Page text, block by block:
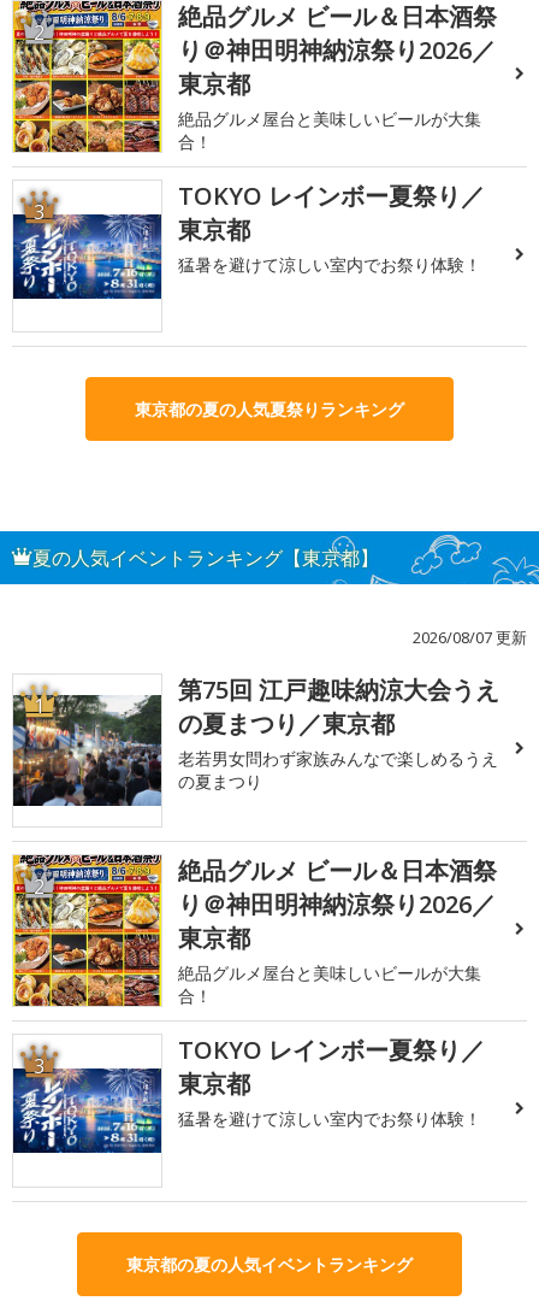
2
絶品グルメ ビール＆日本酒祭
り＠神田明神納涼祭り2026／
東京都
絶品グルメ屋台と美味しいビールが大集
合！
3
TOKYO レインボー夏祭り／
東京都
猛暑を避けて涼しい室内でお祭り体験！
東京都の夏の人気夏祭りランキング
夏の人気イベントランキング【東京都】
2026/08/07 更新
1
第75回 江戸趣味納涼大会うえ
の夏まつり／東京都
老若男女問わず家族みんなで楽しめるうえ
の夏まつり
2
絶品グルメ ビール＆日本酒祭
り＠神田明神納涼祭り2026／
東京都
絶品グルメ屋台と美味しいビールが大集
合！
3
TOKYO レインボー夏祭り／
東京都
猛暑を避けて涼しい室内でお祭り体験！
東京都の夏の人気イベントランキング